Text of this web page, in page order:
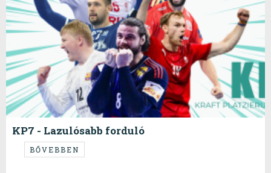
KP7 - Lazulósabb forduló
...a lengyel hét után...
BŐVEBBEN